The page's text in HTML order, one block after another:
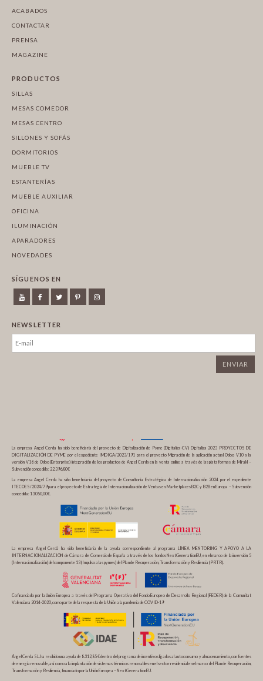
ACABADOS
CONTACTAR
PRENSA
MAGAZINE
PRODUCTOS
SILLAS
MESAS COMEDOR
MESAS CENTRO
SILLONES Y SOFÁS
DORMITORIOS
MUEBLE TV
ESTANTERÍAS
MUEBLE AUXILIAR
OFICINA
ILUMINACIÓN
APARADORES
NOVEDADES
SÍGUENOS EN
NEWSLETTER
La empresa Angel Cerda ha sido beneficiaria del proyecto de Digitalización de Pyme (Digitaliza-CV) Digitaliza 2023 PROYECTOS DE
DIGITALIZACIÓN DE PYME por el expediente IMDIGA/2023/191 para el proyecto Migración de la aplicación actual Odoo V10 a la
versión V16 de Odoo (Enterprise) integración de los productos de Angel Cerda en la venta online a través de las plataformas de Mirakl –
Subvención concedida: 22.396,80€
La empresa Angel Cerda ha sido beneficiaria del proyecto de Consultoría Estratégica de Internacionalización 2024 por el expediente
ITECOES/2024/79 para el proyecto de Estrategia de Internacionalización de Ventas en Marketplaces B2C y B2B en Europa – Subvención
concedida: 13.050,00€.
La empresa Angel Cerdá ha sido beneficiaria de la ayuda correspondiente al programa LÍNEA MENTORING Y APOYO A LA
INTERNACIONALIZACIÓN de Cámara de Comercio de España a través de los fondos NextGenerationEU, en el marco de la inversión 5
(Internacionalización) del componente 13 (Impulso a las pymes) del Plan de Recuperación, Transformación y Resiliencia (PRTR).
Cofinanciado por la Unión Europea a través del Programa Operativo del Fondo Europeo de Desarrollo Regional (FEDER) de la Comunitat
Valenciana 2014-2020, como parte de la respuesta de la Unión a la pandemia de COVID-19
Ángel Cerda S.L. ha recibido una ayuda de 8.312,85 € dentro del programa de incentivos ligados al autoconsumo y almacenamiento, con fuentes
de energía renovable, así como a la implantación de sistemas térmicos renovables en el sector residencial en el marco del Plan de Recuperación,
Transformación y Resiliencia, financiado por la Unión Europea – NextGenerationEU.